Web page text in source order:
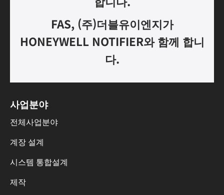
FAS, (주)더블유이엔지가
HONEYWELL NOTIFIER와 함께 합니
다.
사업분야
전체사업분야
계장 설계
시스템 통합설계
제작